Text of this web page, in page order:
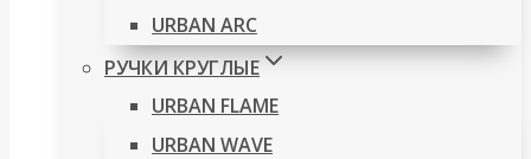
URBAN ARC
РУЧКИ КРУГЛЫЕ
URBAN FLAME
URBAN WAVE